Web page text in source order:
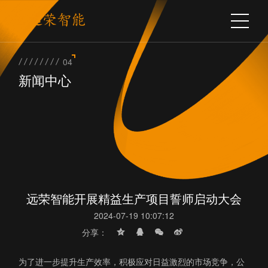
04
新闻中心
远荣智能开展精益生产项目誓师启动大会
2024-07-19 10:07:12
分享：
为了进一步提升生产效率，积极应对日益激烈的市场竞争，公